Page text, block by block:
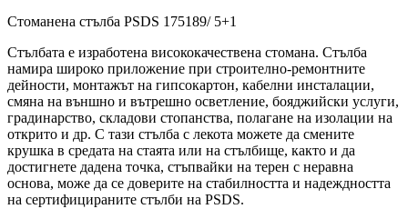
Стоманена стълба PSDS 175189/ 5+1
Стълбата е изработена висококачествена стомана. Стълба
намира широко приложение при строително-ремонтните
дейности, монтажът на гипсокартон, кабелни инсталации,
смяна на външно и вътрешно осветление, бояджийски услуги,
градинарство, складови стопанства, полагане на изолации на
открито и др. С тази стълба с лекота можете да смените
крушка в средата на стаята или на стълбище, както и да
достигнете дадена точка, стъпвайки на терен с неравна
основа, може да се доверите на стабилността и надеждността
на сертифицираните стълби на PSDS.